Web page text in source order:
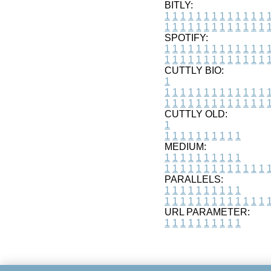
BITLY:
1 1 1 1 1 1 1 1 1 1 1 1 1 1
1 1 1 1 1 1 1 1 1 1 1 1 1 1
SPOTIFY:
1 1 1 1 1 1 1 1 1 1 1 1 1 1
1 1 1 1 1 1 1 1 1 1 1 1 1 1
CUTTLY BIO:
1
1 1 1 1 1 1 1 1 1 1 1 1 1 1
1 1 1 1 1 1 1 1 1 1 1 1 1 1
CUTTLY OLD:
1
1 1 1 1 1 1 1 1 1 1
MEDIUM:
1 1 1 1 1 1 1 1 1 1
1 1 1 1 1 1 1 1 1 1 1 1 1 1
PARALLELS:
1 1 1 1 1 1 1 1 1 1
1 1 1 1 1 1 1 1 1 1 1 1 1 1
URL PARAMETER:
1 1 1 1 1 1 1 1 1 1